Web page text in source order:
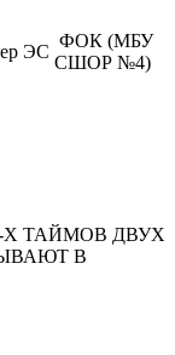
ЭС
ФОК (МБУ
СШОР №4)
Х ТАЙМОВ ДВУХ
В